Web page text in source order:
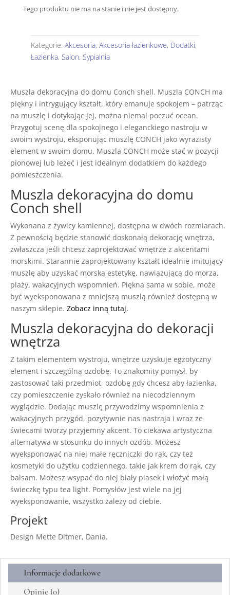
Tego produktu nie ma na stanie i nie jest dostępny.
Kategorie: Akcesoria, Akcesoria łazienkowe, Dodatki,
Łazienka, Salon, Sypialnia
Muszla dekoracyjna do domu Conch shell. Muszla CONCH ma
piękny i intrygujący kształt, który emanuje spokojem – patrząc
na muszlę i dotykając jej, można niemal poczuć ocean.
Przygotuj scenę dla spokojnego i eleganckiego nastroju w
swoim wystroju, eksponując muszlę CONCH jako wyrazisty
element w swoim domu. Muszla CONCH może stać w pozycji
pionowej lub leżeć i jest idealnym dodatkiem do każdego
pomieszczenia.
Muszla dekoracyjna do domu
Conch shell
Wykonana z żywicy kamiennej, dostępna w dwóch rozmiarach.
Z pewnością będzie stanowić doskonałą dekorację wnętrza,
zwłaszcza jeśli chcesz zaprojektować wnętrze z akcentami
morskimi. Starannie zaprojektowany kształt idealnie imitujący
muszlę aby uzyskać morską estetykę, nawiązującą do morza,
plaży, wakacyjnych wspomnień. Piękna sama w sobie, może
być wyeksponowana z mniejszą muszlą również dostępną w
naszym sklepie. Zobacz inną tutaj.
Muszla dekoracyjna do dekoracji
wnętrza
Z takim elementem wystroju, wnętrze uzyskuje egzotyczny
element i szczególną ozdobę. To znakomity pomysł, by
zastosować taki przedmiot, ozdobę gdy chcesz aby łazienka,
czy pomieszczenie zyskało również na niecodziennym
wyglądzie. Dodając muszlę przywodzimy wspomnienia z
wakacyjnych przygód, pozytywnie nas nastraja i wraz ze
świecami tworzy przyjemny akcent. To ciekawa artystyczna
alternatywa w stosunku do innych ozdób. Możesz
wyeksponować na niej małe ręczniczki do rąk, czy też
kosmetyki do użytku codziennego, takie jak krem do rąk, czy
balsam. Możesz wsypać do niej biały piasek i włożyć małą
świeczkę typu tea light. Pomysłów jest wiele na jej
wyeksponowanie, wszystko zależy od ciebie.
Projekt
Design Mette Ditmer, Dania.
Informacje dodatkowe
Opinie (0)